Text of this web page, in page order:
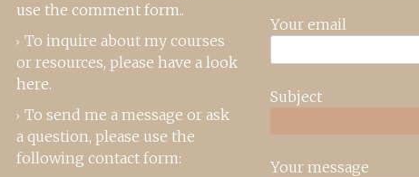
use the comment form..
To inquire about my courses
or resources, please have a look
here.
To send me a message or ask
a question, please use the
following contact form:
Your email
Subject
Your message